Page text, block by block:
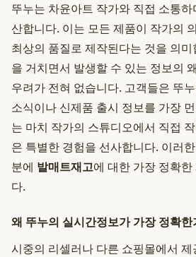
뚜누는 차윤아트 작가와 직접 소통
산합니다. 이는 모든 제품이 작가의
최상의 품질로 제작된다는 것을 의
을 거치면서 발생할 수 있는 정보의
우려가 전혀 없습니다. 고객들은 뚜
소식이나 신제품 출시 정보를 가장
는 마치 작가의 스튜디오에서 직접
은 특별한 경험을 선사합니다. 이러
분에 발매트재고에 대한 가장 정확
다.
왜 뚜누의 실시간정보가 가장 정확한
시중의 리셀러나 다른 쇼핑몰에서